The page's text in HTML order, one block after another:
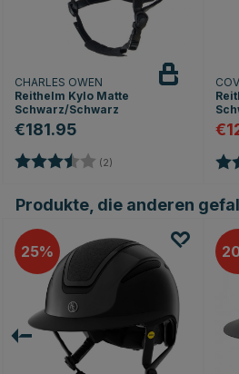
CHARLES OWEN
Reithelm Kylo Matte
Schwarz/Schwarz
€181.95
Bewertung: (2)
Produkte, die anderen
25